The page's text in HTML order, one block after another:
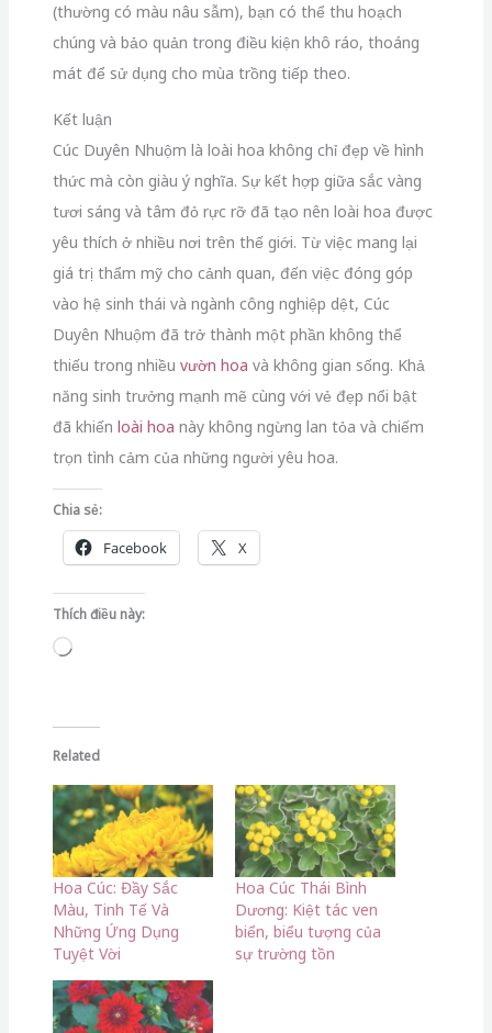
(thường có màu nâu sẫm), bạn có thể thu hoạch
chúng và bảo quản trong điều kiện khô ráo, thoáng
mát để sử dụng cho mùa trồng tiếp theo.
Kết luận
Cúc Duyên Nhuộm là loài hoa không chỉ đẹp về hình
thức mà còn giàu ý nghĩa. Sự kết hợp giữa sắc vàng
tươi sáng và tâm đỏ rực rỡ đã tạo nên loài hoa được
yêu thích ở nhiều nơi trên thế giới. Từ việc mang lại
giá trị thẩm mỹ cho cảnh quan, đến việc đóng góp
vào hệ sinh thái và ngành công nghiệp dệt, Cúc
Duyên Nhuộm đã trở thành một phần không thể
thiếu trong nhiều vườn hoa và không gian sống. Khả
năng sinh trưởng mạnh mẽ cùng với vẻ đẹp nổi bật
đã khiến loài hoa này không ngừng lan tỏa và chiếm
trọn tình cảm của những người yêu hoa.
Chia sẻ:
Facebook X
Thích điều này:
Đang
Related
Hoa Cúc: Đầy Sắc
Màu, Tinh Tế Và
Những Ứng Dụng
Tuyệt Vời
Hoa Cúc Thái Bình
Dương: Kiệt tác ven
biển, biểu tượng của
sự trường tồn